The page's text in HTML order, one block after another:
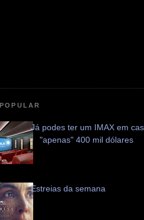
POPULAR
Já podes ter um IMAX em
"apenas" 400 mil dólares
Estreias da semana